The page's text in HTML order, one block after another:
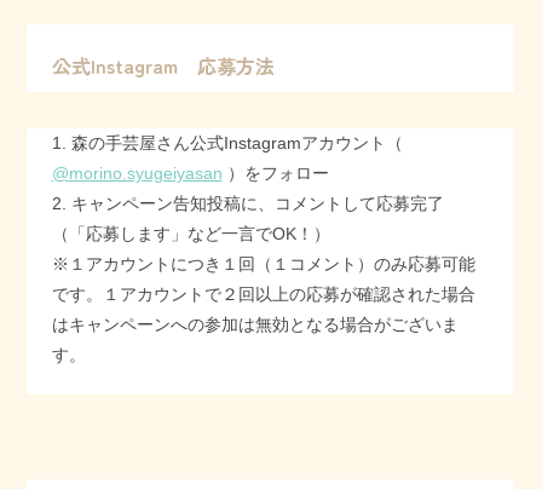
公式Instagram 応募方法
1. 森の手芸屋さん公式Instagramアカウント（
@morino.syugeiyasan ）をフォロー
2. キャンペーン告知投稿に、コメントして応募完了
（「応募します」など一言でOK！）
※１アカウントにつき１回（１コメント）のみ応募可能
です。１アカウントで２回以上の応募が確認された場合
はキャンペーンへの参加は無効となる場合がございま
す。